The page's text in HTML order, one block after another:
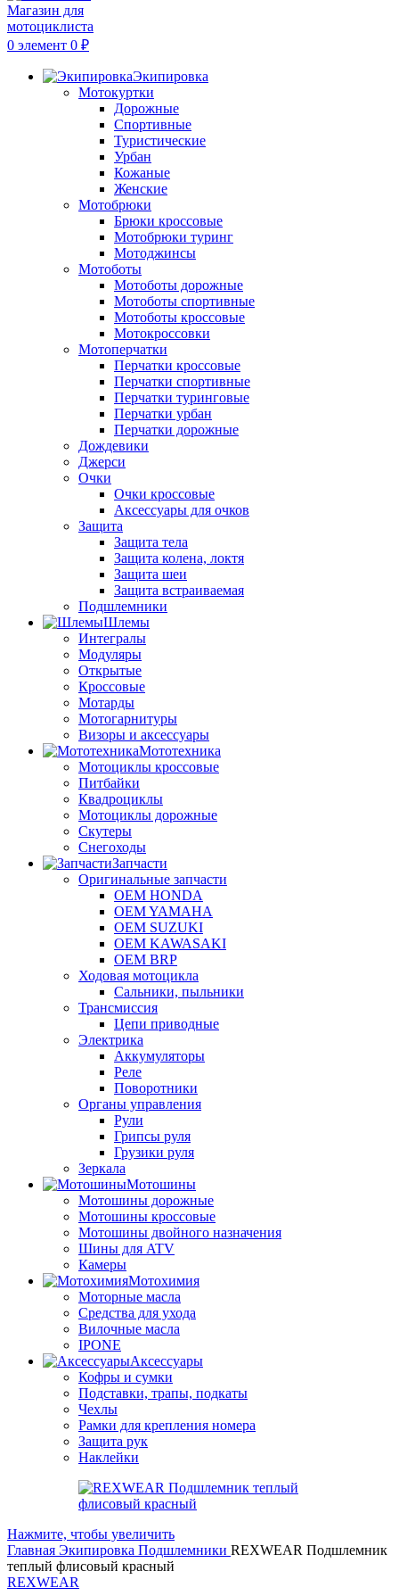
0 элемент 0 ₽
Экипировка
Мотокуртки
Дорожные
Спортивные
Туристические
Урбан
Кожаные
Женские
Мотобрюки
Брюки кроссовые
Мотобрюки туринг
Мотоджинсы
Мотоботы
Мотоботы дорожные
Мотоботы спортивные
Мотоботы кроссовые
Мотокроссовки
Мотоперчатки
Перчатки кроссовые
Перчатки спортивные
Перчатки туринговые
Перчатки урбан
Перчатки дорожные
Дождевики
Джерси
Очки
Очки кроссовые
Аксессуары для очков
Защита
Защита тела
Защита колена, локтя
Защита шеи
Защита встраиваемая
Подшлемники
Шлемы
Интегралы
Модуляры
Открытые
Кроссовые
Мотарды
Мотогарнитуры
Визоры и аксессуары
Мототехника
Мотоциклы кроссовые
Питбайки
Квадроциклы
Мотоциклы дорожные
Скутеры
Снегоходы
Запчасти
Оригинальные запчасти
OEM HONDA
OEM YAMAHA
OEM SUZUKI
OEM KAWASAKI
OEM BRP
Ходовая мотоцикла
Сальники, пыльники
Трансмиссия
Цепи приводные
Электрика
Аккумуляторы
Реле
Поворотники
Органы управления
Рули
Грипсы руля
Грузики руля
Зеркала
Мотошины
Мотошины дорожные
Мотошины кроссовые
Мотошины двойного назначения
Шины для ATV
Камеры
Мотохимия
Моторные масла
Средства для ухода
Вилочные масла
IPONE
Аксессуары
Кофры и сумки
Подставки, трапы, подкаты
Чехлы
Рамки для крепления номера
Защита рук
Наклейки
Нажмите, чтобы увеличить
Главная Экипировка Подшлемники REXWEAR Подшлемник
теплый флисовый красный
REXWEAR